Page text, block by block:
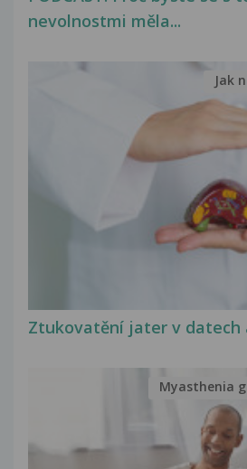
nevolnostmi měla...
Ztukovatění jater v datech
Jak
Myasthenia